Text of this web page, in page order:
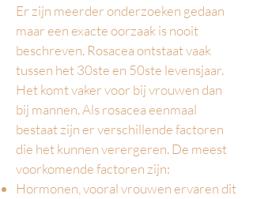
Er zijn meerder onderzoeken gedaan
maar een exacte oorzaak is nooit
beschreven. Rosacea ontstaat vaak
tussen het 30ste en 50ste levensjaar.
Het komt vaker voor bij vrouwen dan
bij mannen. Als rosacea eenmaal
bestaat zijn er verschillende factoren
die het kunnen verergeren. De meest
voorkomende factoren zijn:
Hormonen, vooral vrouwen ervaren dit